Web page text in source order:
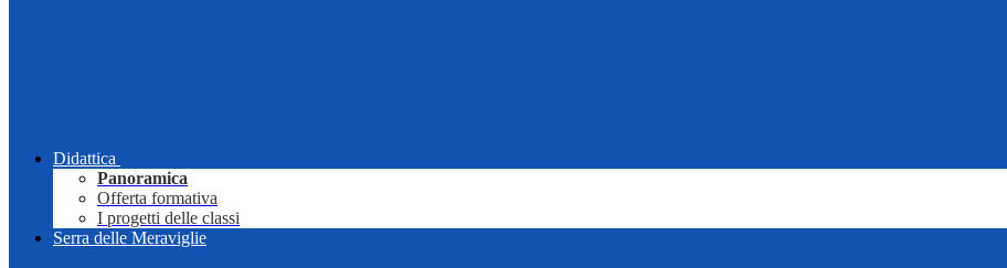
Didattica
Panoramica
Offerta formativa
I progetti delle classi
Serra delle Meraviglie